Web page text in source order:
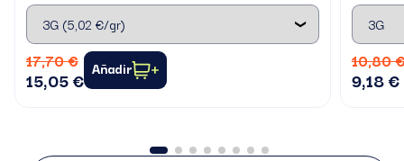
17,70 €
15,05 € Añadir 10,80
9,18 €